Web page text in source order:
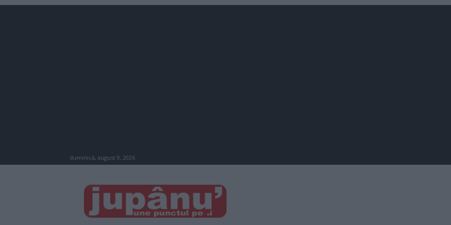
duminică, august 9, 2026
JUPÂNU'